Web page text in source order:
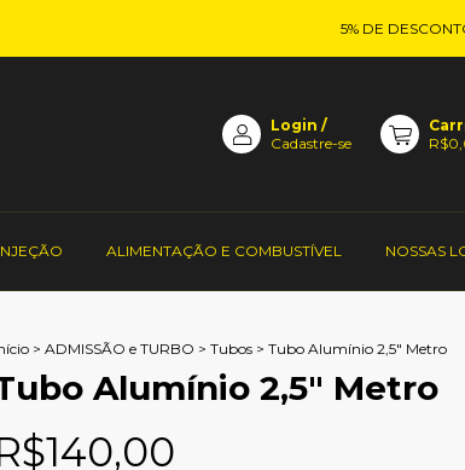
5% DE DESCONTO
Login /
Cadastre-se
ALIMENTAÇÃO E COMBUSTÍVEL NOSSAS
> ADMISSÃO e TURBO > Tubos > Tubo Alumínio 2,5" Metro
Alumínio 2,5" Metro